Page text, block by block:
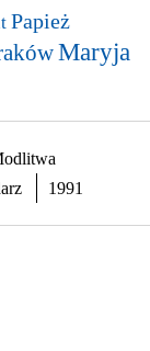
Papież
Maryja
1991